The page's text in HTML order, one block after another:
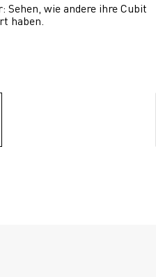
Sehen, wie andere ihre Cubit
haben.